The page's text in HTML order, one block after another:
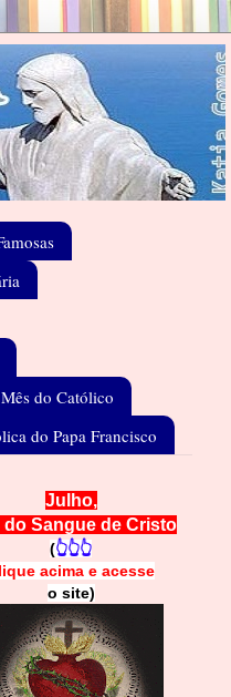
do Católico
do Papa Francisco
Julho,
do Sangue de Cristo
(👆👆👆
acima e acesse
o site)